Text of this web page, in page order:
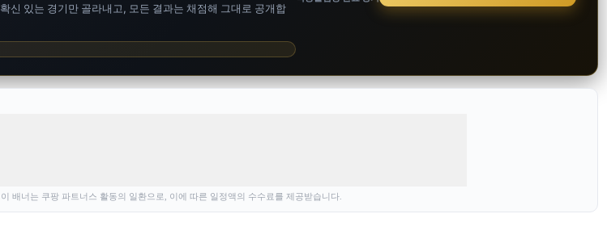
확신 있는 경기만 골라내고, 모든 결과는 채점해 그대로 공개합
이 배너는 쿠팡 파트너스 활동의 일환으로, 이에 따른 일정액의 수수료를 제공받습니다.